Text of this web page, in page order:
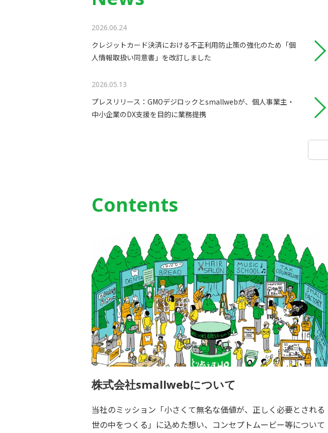
2026.06.24
クレジットカード決済における不正利用防止策の強化のため「個
人情報取扱い同意書」を改訂しました
2026.05.13
プレスリリース：GMOデジロックとsmallwebが、個人事業主・
中小企業のDX支援を目的に業務提携
Contents
株式会社smallwebについて
当社のミッション「小さくて無名な価値が、正しく必要とされる
世の中をつくる」に込めた想い、コンセプトムービー等について